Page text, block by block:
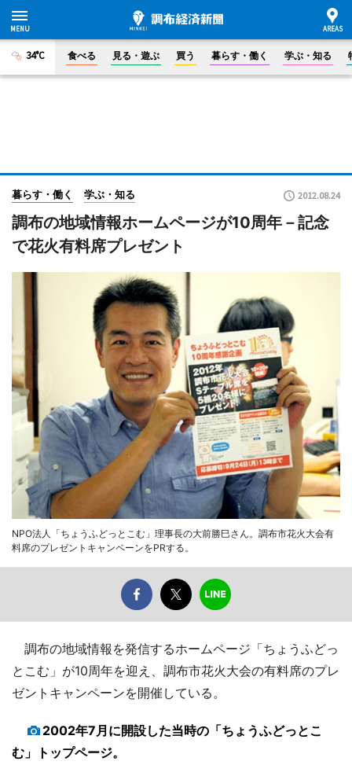
34°C 食べる 見る・遊ぶ 買う 暮らす・働く 学ぶ・知る
暮らす・働く 学ぶ・知る 2012.08.24
調布の地域情報ホームページが10周年－記念
で花火有料席プレゼント
NPO法人「ちょうふどっとこむ」理事長の大前勝巳さん。調布市花火大会有
料席のプレゼントキャンペーンをPRする。
調布の地域情報を発信するホームページ「ちょうふどっ
とこむ」が10周年を迎え、調布市花火大会の有料席のプレ
ゼントキャンペーンを開催している。
2002年7月に開設した当時の「ちょうふどっとこ
む」トップページ。